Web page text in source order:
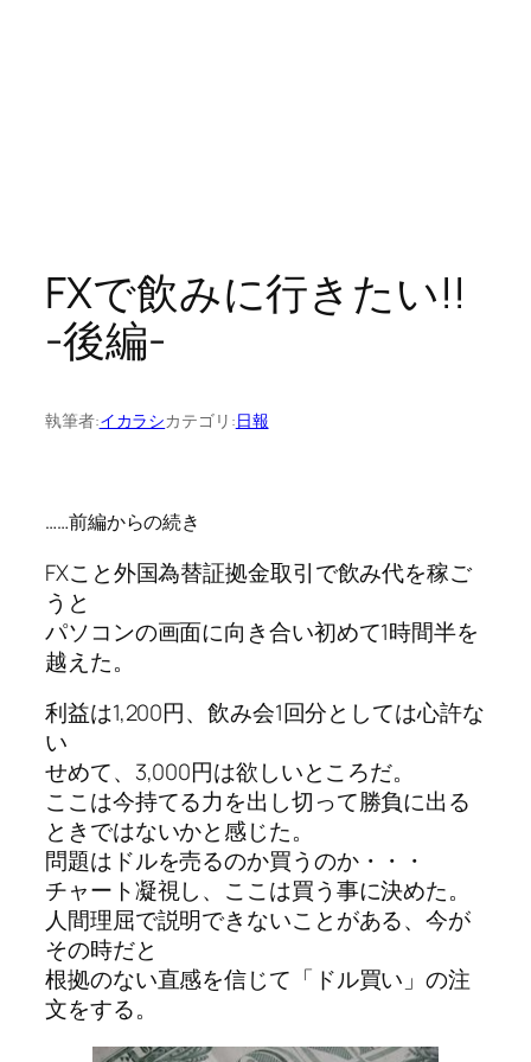
FXで飲みに行きたい!!
-後編-
執筆者:イカラシカテゴリ:日報
……前編からの続き
FXこと外国為替証拠金取引で飲み代を稼ご
うと
パソコンの画面に向き合い初めて1時間半を
越えた。
利益は1,200円、飲み会1回分としては心許な
い
せめて、3,000円は欲しいところだ。
ここは今持てる力を出し切って勝負に出る
ときではないかと感じた。
問題はドルを売るのか買うのか・・・
チャート凝視し、ここは買う事に決めた。
人間理屈で説明できないことがある、今が
その時だと
根拠のない直感を信じて「ドル買い」の注
文をする。